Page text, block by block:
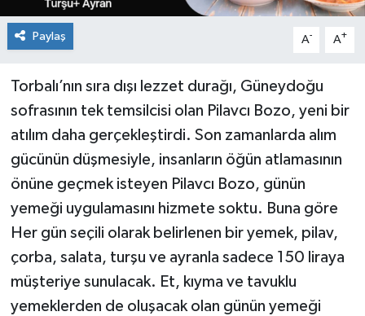
Paylaş A- A+
Torbalı’nın sıra dışı lezzet durağı, Güneydoğu
sofrasının tek temsilcisi olan Pilavcı Bozo, yeni bir
atılım daha gerçekleştirdi. Son zamanlarda alım
gücünün düşmesiyle, insanların öğün atlamasının
önüne geçmek isteyen Pilavcı Bozo, günün
yemeği uygulamasını hizmete soktu. Buna göre
Her gün seçili olarak belirlenen bir yemek, pilav,
çorba, salata, turşu ve ayranla sadece 150 liraya
müşteriye sunulacak. Et, kıyma ve tavuklu
yemeklerden de oluşacak olan günün yemeği